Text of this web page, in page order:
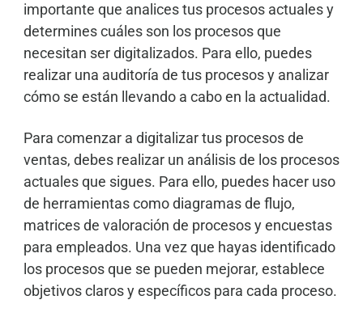
importante que analices tus procesos actuales y
determines cuáles son los procesos que
necesitan ser digitalizados. Para ello, puedes
realizar una auditoría de tus procesos y analizar
cómo se están llevando a cabo en la actualidad.
Para comenzar a digitalizar tus procesos de
ventas, debes realizar un análisis de los procesos
actuales que sigues. Para ello, puedes hacer uso
de herramientas como diagramas de flujo,
matrices de valoración de procesos y encuestas
para empleados. Una vez que hayas identificado
los procesos que se pueden mejorar, establece
objetivos claros y específicos para cada proceso.